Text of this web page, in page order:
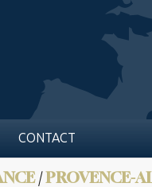
CONTACT
/PROVENCE-